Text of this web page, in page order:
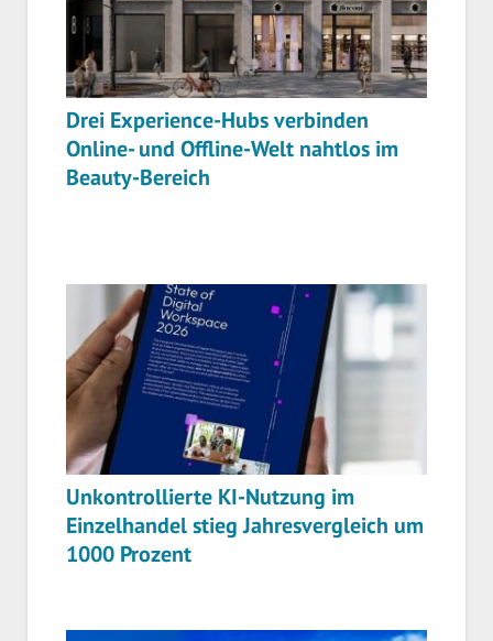
Drei Experience-Hubs verbinden
Online- und Offline-Welt nahtlos im
Beauty-Bereich
Unkontrollierte KI-Nutzung im
Einzelhandel stieg Jahresvergleich um
1000 Prozent